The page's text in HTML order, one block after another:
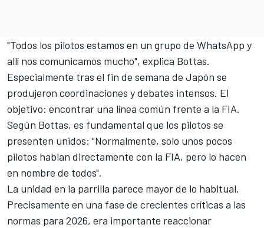
"Todos los pilotos estamos en un grupo de WhatsApp y
allí nos comunicamos mucho", explica Bottas.
Especialmente tras el fin de semana de Japón se
produjeron coordinaciones y debates intensos. El
objetivo: encontrar una línea común frente a la FIA.
Según Bottas, es fundamental que los pilotos se
presenten unidos: "Normalmente, solo unos pocos
pilotos hablan directamente con la FIA, pero lo hacen
en nombre de todos".
La unidad en la parrilla parece mayor de lo habitual.
Precisamente en una fase de crecientes críticas a las
normas para 2026, era importante reaccionar